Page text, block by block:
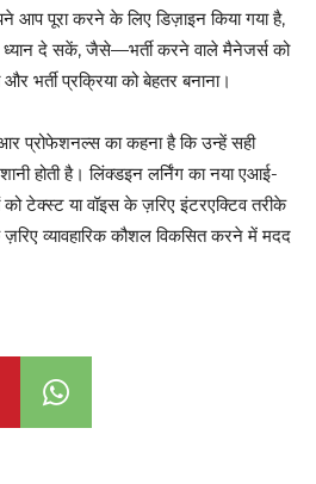
आप पूरा करने के लिए डिज़ाइन किया गया है,
ध्यान दे सकें, जैसे—भर्ती करने वाले मैनेजर्स को
भर्ती प्रक्रिया को बेहतर बनाना।
प्रोफेशनल्स का कहना है कि उन्हें सही
होती है। लिंक्डइन लर्निंग का नया एआई-
को टेक्स्ट या वॉइस के ज़रिए इंटरएक्टिव तरीके
व्यावहारिक कौशल विकसित करने में मदद